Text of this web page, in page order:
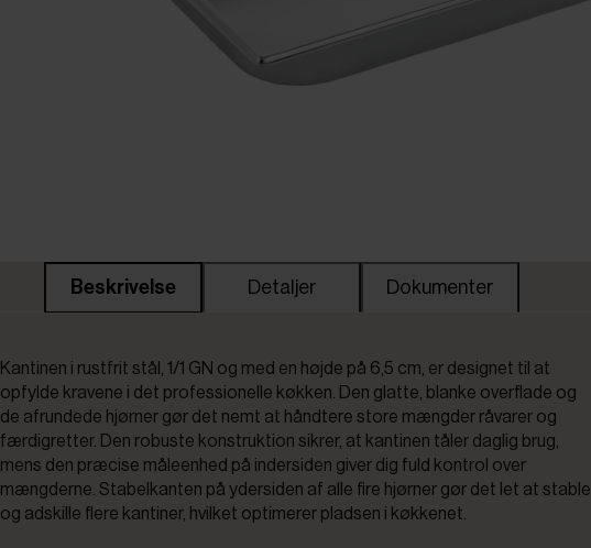
Beskrivelse Detaljer Dokumenter
Kantinen i rustfrit stål, 1/1 GN og med en højde på 6,5 cm, er designet til at
opfylde kravene i det professionelle køkken. Den glatte, blanke overflade og
de afrundede hjørner gør det nemt at håndtere store mængder råvarer og
færdigretter. Den robuste konstruktion sikrer, at kantinen tåler daglig brug,
mens den præcise måleenhed på indersiden giver dig fuld kontrol over
mængderne. Stabelkanten på ydersiden af alle fire hjørner gør det let at stable
og adskille flere kantiner, hvilket optimerer pladsen i køkkenet.